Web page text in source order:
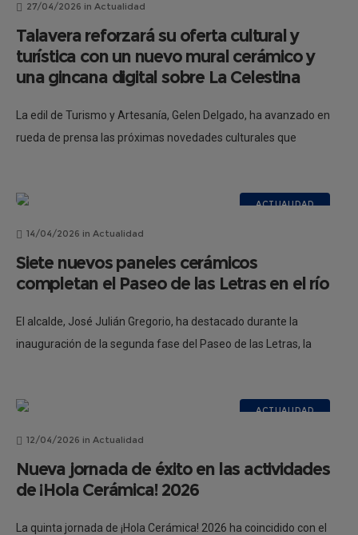
27/04/2026 in Actualidad
Talavera reforzará su oferta cultural y
turística con un nuevo mural cerámico y
una gincana digital sobre La Celestina
La edil de Turismo y Artesanía, Gelen Delgado, ha avanzado en
rueda de prensa las próximas novedades culturales que
ACTUALIDAD
14/04/2026 in Actualidad
Siete nuevos paneles cerámicos
completan el Paseo de las Letras en el río
El alcalde, José Julián Gregorio, ha destacado durante la
inauguración de la segunda fase del Paseo de las Letras, la
ACTUALIDAD
12/04/2026 in Actualidad
Nueva jornada de éxito en las actividades
de ¡Hola Cerámica! 2026
La quinta jornada de ¡Hola Cerámica! 2026 ha coincidido con el